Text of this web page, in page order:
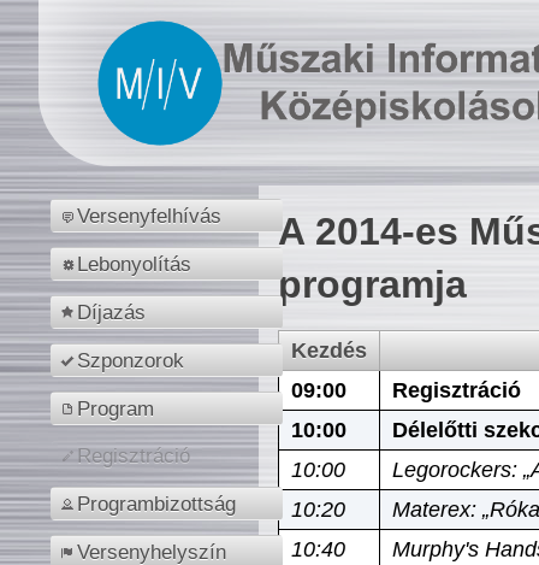
Versenyfelhívás
Lebonyolítás
Díjazás
Szponzorok
Program
Regisztráció
Programbizottság
Versenyhelyszín
A 2014-es
programja
Kezdés
09:00
Regisztráció
10:00
Délelőtti
10:00
Legorockers:
10:20
Materex:
10:40
Murphy's